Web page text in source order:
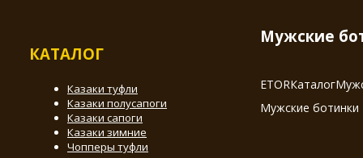
КАТАЛОГ
Казаки туфли
Казаки полусапоги
Казаки сапоги
Казаки зимние
Чопперы туфли
Мужские
ETORКаталог
Мужские ботинки